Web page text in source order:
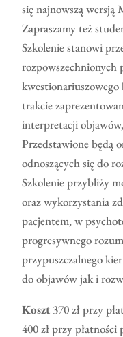
się najnowszą wersją
Zapraszamy też
Szkolenie stanowi
rozpowszechnionych
trakcie
interpretacji
Przedstawione będą
odnoszących się do
Szkolenie przybliży
oraz wykorzystania
pacjentem, w
progresywnego
przypuszczalnego
do objawów jak i
Koszt 370 zł przy
400 zł przy płatności